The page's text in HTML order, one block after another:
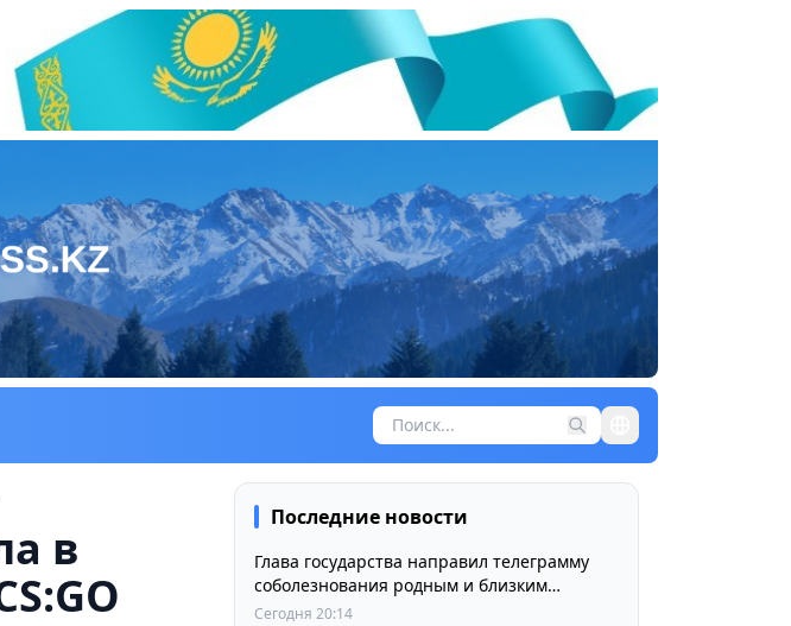
в
Последние новости
Глава государства направил телеграмму
соболезнования родным и близким
выдающегося кинорежиссера Ардака
Сегодня 20:14